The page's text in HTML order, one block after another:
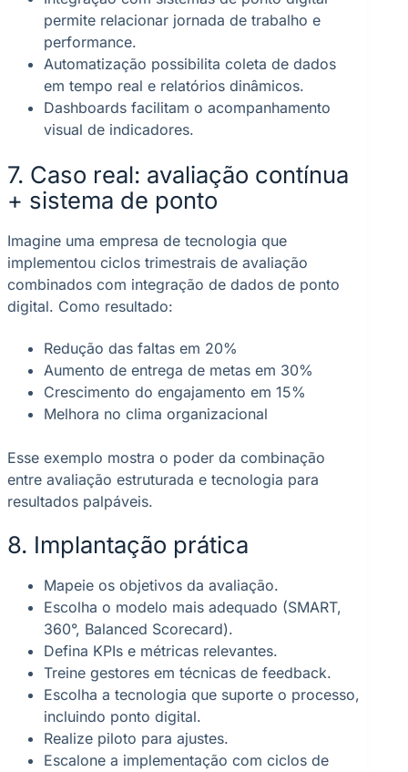
permite relacionar jornada de trabalho e
performance.
Automatização possibilita coleta de dados
em tempo real e relatórios dinâmicos.
Dashboards facilitam o acompanhamento
visual de indicadores.
7. Caso real: avaliação contínua
+ sistema de ponto
Imagine uma empresa de tecnologia que
implementou ciclos trimestrais de avaliação
combinados com integração de dados de ponto
digital. Como resultado:
Redução das faltas em 20%
Aumento de entrega de metas em 30%
Crescimento do engajamento em 15%
Melhora no clima organizacional
Esse exemplo mostra o poder da combinação
entre avaliação estruturada e tecnologia para
resultados palpáveis.
8. Implantação prática
Mapeie os objetivos da avaliação.
Escolha o modelo mais adequado (SMART,
360°, Balanced Scorecard).
Defina KPIs e métricas relevantes.
Treine gestores em técnicas de feedback.
Escolha a tecnologia que suporte o processo,
incluindo ponto digital.
Realize piloto para ajustes.
Escalone a implementação com ciclos de